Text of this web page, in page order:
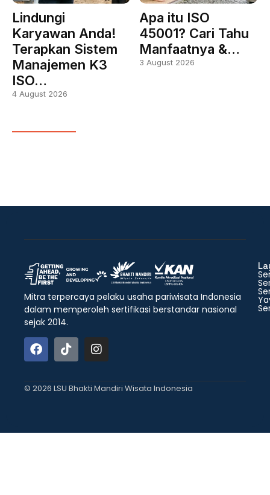
Lindungi
Karyawan Anda!
Terapkan Sistem
Manajemen K3
ISO…
4 August 2026
Apa itu ISO
45001? Cari Tahu
Manfaatnya &…
3 August 2026
Mitra terpercaya pelaku usaha pariwisata Indonesia
dalam memperoleh sertifikasi berstandar nasional
sejak 2014.
© 2026 LSU Bhakti Mandiri Wisata Indonesia